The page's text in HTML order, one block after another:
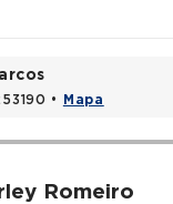
• Mapa
Romeiro